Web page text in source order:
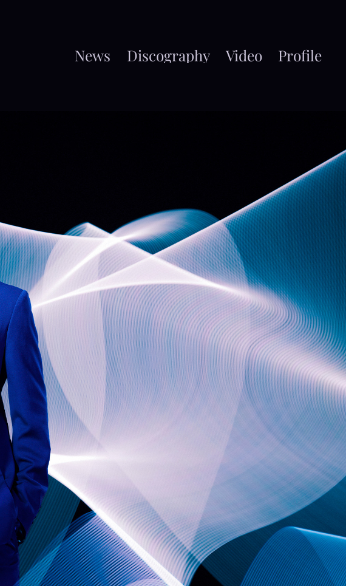
news discography video profile